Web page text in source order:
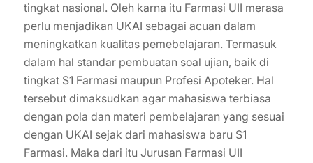
tingkat nasional. Oleh karna itu Farmasi UII merasa
perlu menjadikan UKAI sebagai acuan dalam
meningkatkan kualitas pemebelajaran. Termasuk
dalam hal standar pembuatan soal ujian, baik di
tingkat S1 Farmasi maupun Profesi Apoteker. Hal
tersebut dimaksudkan agar mahasiswa terbiasa
dengan pola dan materi pembelajaran yang sesuai
dengan UKAI sejak dari mahasiswa baru S1
Farmasi. Maka dari itu Jurusan Farmasi UII